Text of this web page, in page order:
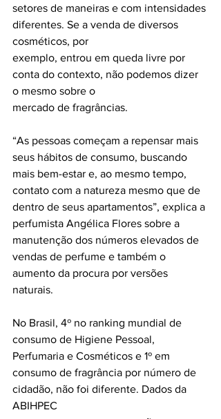
setores de maneiras e com intensidades
diferentes. Se a venda de diversos
cosméticos, por
exemplo, entrou em queda livre por
conta do contexto, não podemos dizer
o mesmo sobre o
mercado de fragrâncias.
“As pessoas começam a repensar mais
seus hábitos de consumo, buscando
mais bem-estar e, ao mesmo tempo,
contato com a natureza mesmo que de
dentro de seus apartamentos”, explica a
perfumista Angélica Flores sobre a
manutenção dos números elevados de
vendas de perfume e também o
aumento da procura por versões
naturais.
No Brasil, 4º no ranking mundial de
consumo de Higiene Pessoal,
Perfumaria e Cosméticos e 1º em
consumo de fragrância por número de
cidadão, não foi diferente. Dados da
ABIHPEC